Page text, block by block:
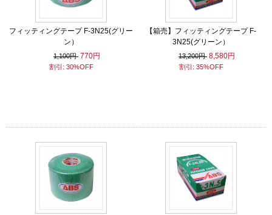
フィッティングテープ F-3N25(グリー
ン）
1,100円 770円
割引: 30%OFF
【箱売】フィッティングテープ F-
3N25(グリーン）
13,200円 8,580円
割引: 35%OFF